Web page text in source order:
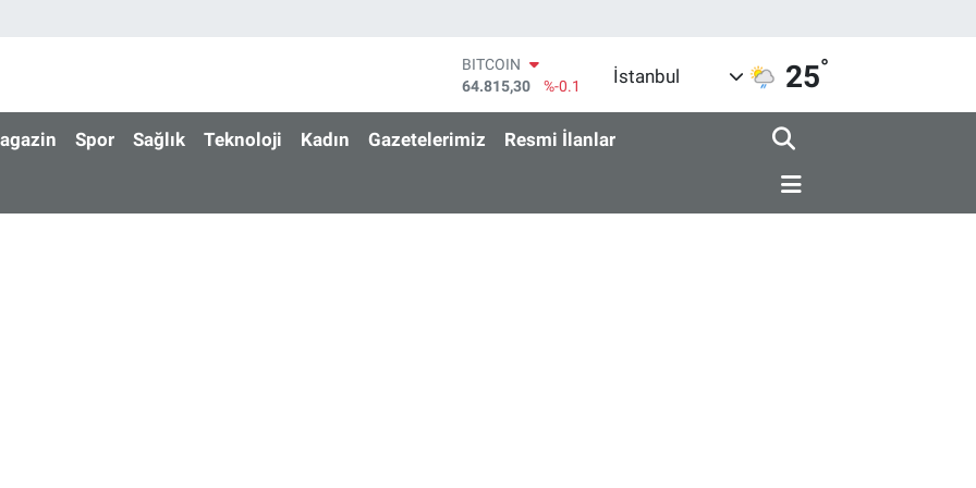
BITCOIN
64.815,30
%-0.1
47,7436
%0.18
EURO
64,4811
%0.38
İstanbul 25°
Spor Sağlık Teknoloji Kadın Gazetelerimiz Resmi İlanlar